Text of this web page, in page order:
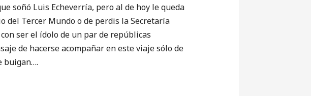
soñó Luis Echeverría, pero al de hoy le queda
del Tercer Mundo o de perdis la Secretaría
ser el ídolo de un par de repúblicas
de hacerse acompañar en este viaje sólo de
buigan….